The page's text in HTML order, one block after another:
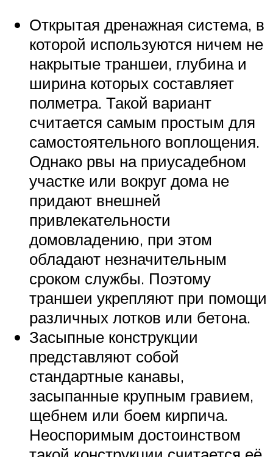
Открытая дренажная система, в
которой используются ничем не
накрытые траншеи, глубина и
ширина которых составляет
полметра. Такой вариант
считается самым простым для
самостоятельного воплощения.
Однако рвы на приусадебном
участке или вокруг дома не
придают внешней
привлекательности
домовладению, при этом
обладают незначительным
сроком службы. Поэтому
траншеи укрепляют при помощи
различных лотков или бетона.
Засыпные конструкции
представляют собой
стандартные канавы,
засыпанные крупным гравием,
щебнем или боем кирпича.
Неоспоримым достоинством